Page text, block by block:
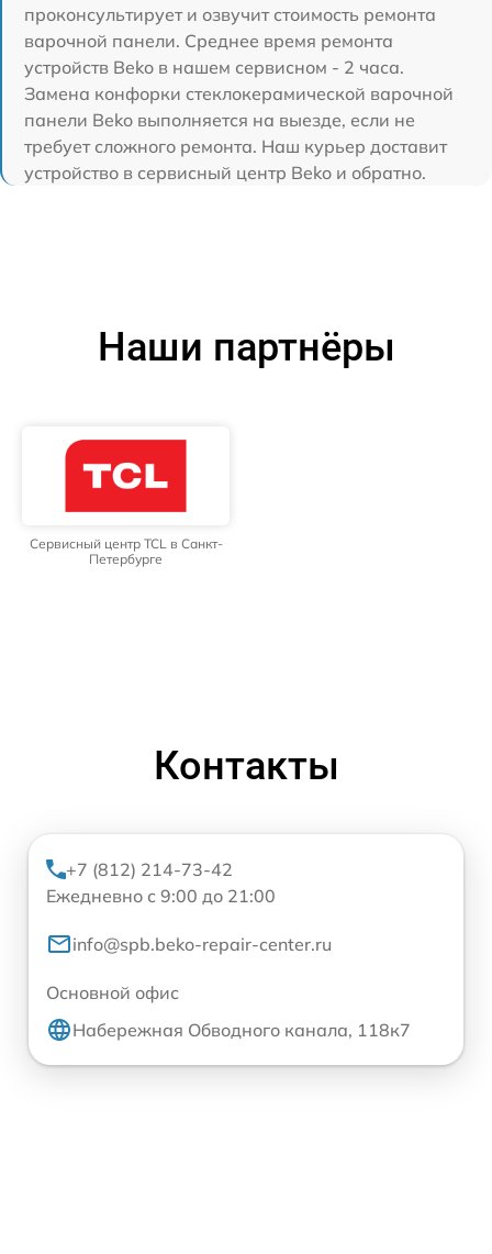
проконсультирует и озвучит стоимость ремонта
варочной панели. Среднее время ремонта
устройств Beko в нашем сервисном - 2 часа.
Замена конфорки стеклокерамической варочной
панели Beko выполняется на выезде, если не
требует сложного ремонта. Наш курьер доставит
устройство в сервисный центр Beko и обратно.
Наши партнёры
Сервисный центр TCL в Санкт-
Петербурге
Контакты
+7 (812) 214-73-42
Ежедневно с 9:00 до 21:00
info@spb.beko-repair-center.ru
Основной офис
Набережная Обводного канала, 118к7